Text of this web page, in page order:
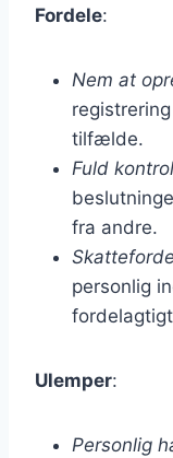
Fordele:
Nem at
tilfælde.
Fuld kontrol
fra andre.
personlig
Ulemper:
Personlig